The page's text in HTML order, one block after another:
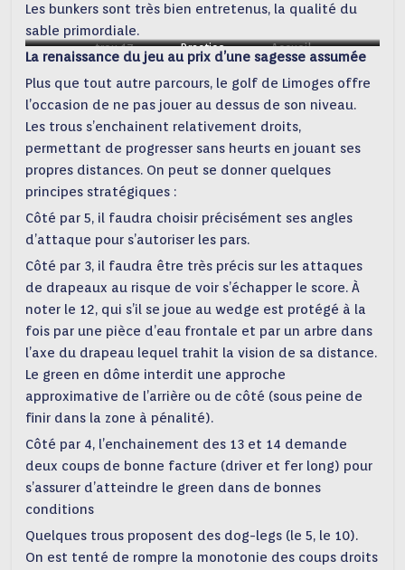
Les bunkers sont très bien entretenus, la qualité du
sable primordiale.
trou 17 Accueil
Practice
La renaissance du jeu au prix d’une sagesse assumée
Plus que tout autre parcours, le golf de Limoges offre
l’occasion de ne pas jouer au dessus de son niveau.
Les trous s’enchainent relativement droits,
permettant de progresser sans heurts en jouant ses
propres distances. On peut se donner quelques
principes stratégiques :
Côté par 5, il faudra choisir précisément ses angles
d’attaque pour s’autoriser les pars.
Côté par 3, il faudra être très précis sur les attaques
de drapeaux au risque de voir s’échapper le score. À
noter le 12, qui s’il se joue au wedge est protégé à la
fois par une pièce d’eau frontale et par un arbre dans
l’axe du drapeau lequel trahit la vision de sa distance.
Le green en dôme interdit une approche
approximative de l’arrière ou de côté (sous peine de
finir dans la zone à pénalité).
Côté par 4, l’enchainement des 13 et 14 demande
deux coups de bonne facture (driver et fer long) pour
s’assurer d’atteindre le green dans de bonnes
conditions
Quelques trous proposent des dog-legs (le 5, le 10).
On est tenté de rompre la monotonie des coups droits